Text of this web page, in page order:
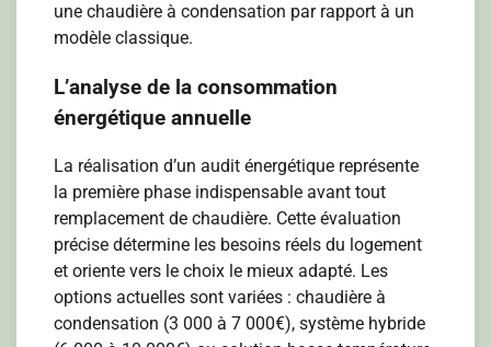
une chaudière à condensation par rapport à un
modèle classique.
L’analyse de la consommation
énergétique annuelle
La réalisation d’un audit énergétique représente
la première phase indispensable avant tout
remplacement de chaudière. Cette évaluation
précise détermine les besoins réels du logement
et oriente vers le choix le mieux adapté. Les
options actuelles sont variées : chaudière à
condensation (3 000 à 7 000€), système hybride